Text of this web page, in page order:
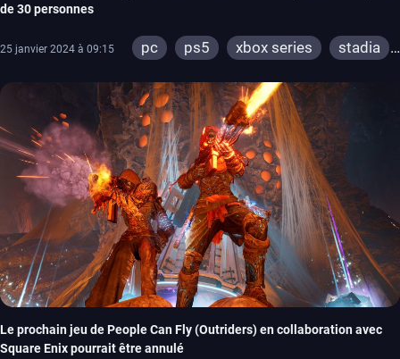
de 30 personnes
25 janvier 2024 à 09:15 pc ps5 xbox series
stadia
Le prochain jeu de People Can Fly (Outriders) en collaboration avec
Square Enix pourrait être annulé